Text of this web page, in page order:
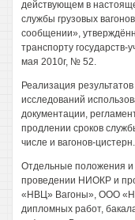
действующем в
службы грузовых
сообщении»,
транспорту государств-
мая 2010г, № 52.
Реализация
исследований
документации,
продлении сроков
числе и вагонов-цистерн.
Отдельные положения и
проведении НИОКР и
«НВЦ» Вагоны», ООО
дипломных работ,